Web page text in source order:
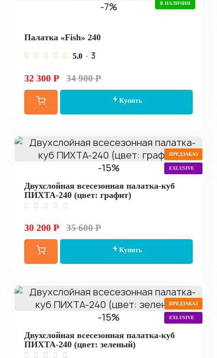
-7% В НАЛИЧИИ
Палатка «Fish» 240
5.0 · 3
32 300 Р 34 900 Р
Купить
-15%
ПРЕДЗАКАЗ
EXLUSIVE
Двухслойная всесезонная палатка-куб
ПИХТА-240 (цвет: графит)
30 200 Р 35 600 Р
Купить
-15%
ПРЕДЗАКАЗ
EXLUSIVE
Двухслойная всесезонная палатка-куб
ПИХТА-240 (цвет: зеленый)